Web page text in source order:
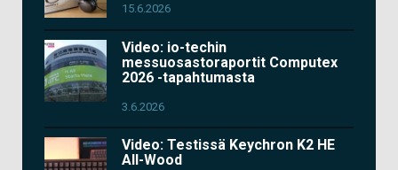
15.6.2026
Video: io-techin
messuosastoraportit Computex
2026 -tapahtumasta
3.6.2026
Video: Testissä Keychron K2 HE
All-Wood